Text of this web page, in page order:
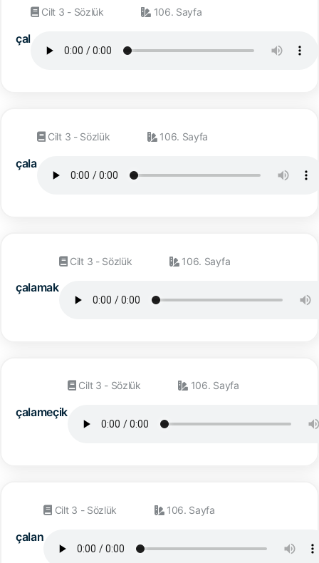
çal
Cilt 3 - Sözlük 106. Sayfa
çala
Cilt 3 - Sözlük 106. Sayfa
çalamak
Cilt 3 - Sözlük 106. Sayfa
çalameçik
Cilt 3 - Sözlük 106. Sayfa
çalan
Cilt 3 - Sözlük 106. Sayfa